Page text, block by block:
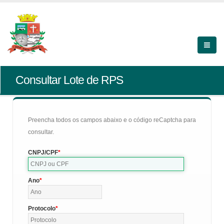
Consultar Lote de RPS
Preencha todos os campos abaixo e o código reCaptcha para
consultar.
CNPJ/CPF
Ano
Protocolo